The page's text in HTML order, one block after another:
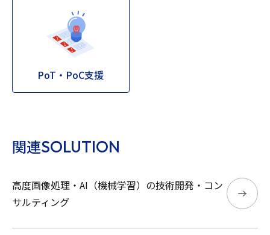
PoT・PoC支援
関連SOLUTION
高度画像処理・AI（機械学習）の技術開発・コン
サルティング